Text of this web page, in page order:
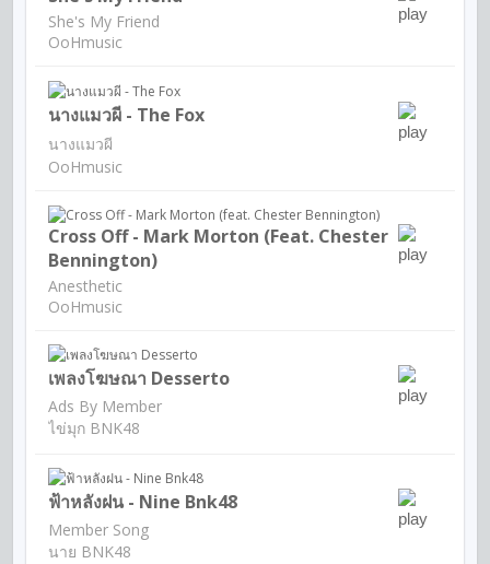
She's My Friend
OoHmusic
นางแมวผี - The Fox
นางแมวผี
OoHmusic
Cross Off - Mark Morton (feat. Chester
Bennington)
Anesthetic
OoHmusic
เพลงโฆษณา Desserto
Ads By Member
ไข่มุก BNK48
ฟ้าหลังฝน - Nine Bnk48
Member Song
นาย BNK48